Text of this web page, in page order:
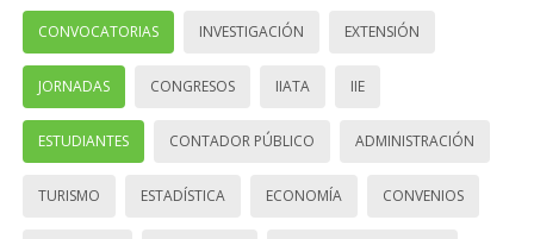
CONVOCATORIAS INVESTIGACIÓN EXTENSIÓN
JORNADAS CONGRESOS IIATA IIE
ESTUDIANTES CONTADOR PÚBLICO ADMINISTRACIÓN
TURISMO ESTADÍSTICA ECONOMÍA CONVENIOS